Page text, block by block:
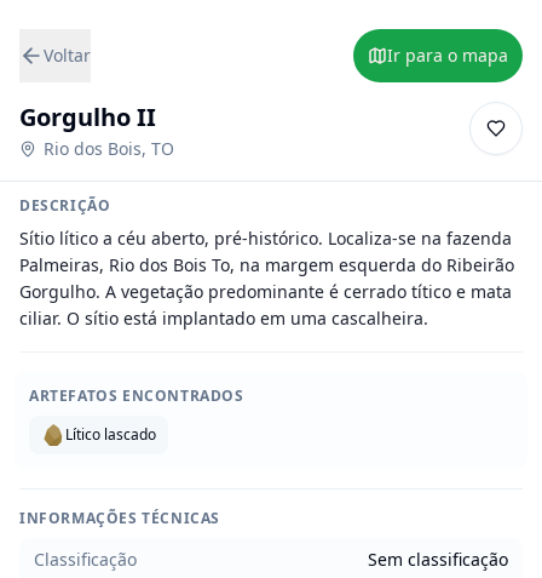
Voltar Ir para o mapa
Gorgulho II
Rio dos Bois, TO
DESCRIÇÃO
Sítio lítico a céu aberto, pré-histórico. Localiza-se na fazenda
Palmeiras, Rio dos Bois To, na margem esquerda do Ribeirão
Gorgulho. A vegetação predominante é cerrado títico e mata
ciliar. O sítio está implantado em uma cascalheira.
ARTEFATOS ENCONTRADOS
Lítico lascado
INFORMAÇÕES TÉCNICAS
Classificação Sem classificação